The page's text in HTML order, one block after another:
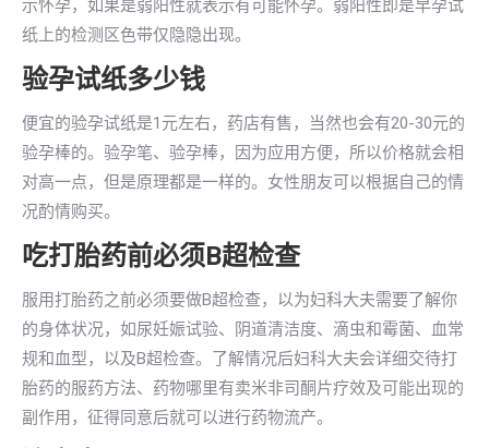
示怀孕，如果是弱阳性就表示有可能怀孕。弱阳性即是早孕试
纸上的检测区色带仅隐隐出现。
验孕试纸多少钱
便宜的验孕试纸是1元左右，药店有售，当然也会有20-30元的
验孕棒的。验孕笔、验孕棒，因为应用方便，所以价格就会相
对高一点，但是原理都是一样的。女性朋友可以根据自己的情
况酌情购买。
吃打胎药前必须B超检查
服用打胎药之前必须要做B超检查，以为妇科大夫需要了解你
的身体状况，如尿妊娠试验、阴道清洁度、滴虫和霉菌、血常
规和血型，以及B超检查。了解情况后妇科大夫会详细交待打
胎药的服药方法、药物哪里有卖米非司酮片疗效及可能出现的
副作用，征得同意后就可以进行药物流产。